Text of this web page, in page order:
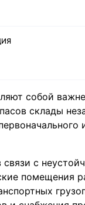
собой
склады
с
помещения